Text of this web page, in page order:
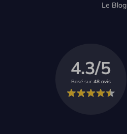
Le Blog
4.3/5
Basé sur 48 avis